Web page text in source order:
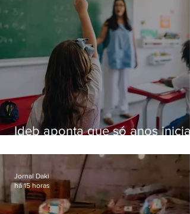
Ideb aponta que só anos
educação
Jornal Daki
há 15 horas